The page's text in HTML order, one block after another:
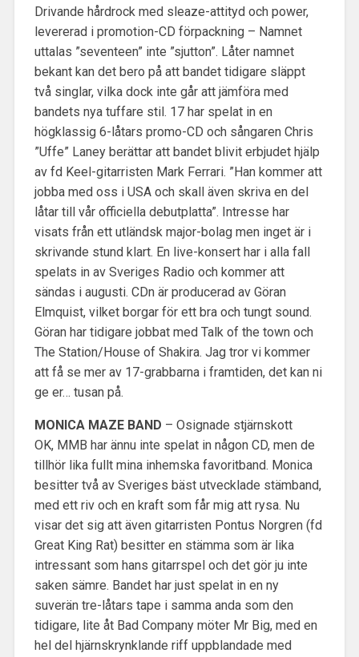
Drivande hårdrock med sleaze-attityd och power,
levererad i promotion-CD förpackning – Namnet
uttalas ”seventeen” inte ”sjutton”. Låter namnet
bekant kan det bero på att bandet tidigare släppt
två singlar, vilka dock inte går att jämföra med
bandets nya tuffare stil. 17 har spelat in en
högklassig 6-låtars promo-CD och sångaren Chris
”Uffe” Laney berättar att bandet blivit erbjudet hjälp
av fd Keel-gitarristen Mark Ferrari. ”Han kommer att
jobba med oss i USA och skall även skriva en del
låtar till vår officiella debutplatta”. Intresse har
visats från ett utländsk major-bolag men inget är i
skrivande stund klart. En live-konsert har i alla fall
spelats in av Sveriges Radio och kommer att
sändas i augusti. CDn är producerad av Göran
Elmquist, vilket borgar för ett bra och tungt sound.
Göran har tidigare jobbat med Talk of the town och
The Station/House of Shakira. Jag tror vi kommer
att få se mer av 17-grabbarna i framtiden, det kan ni
ge er… tusan på.
MONICA MAZE BAND – Osignade stjärnskott
OK, MMB har ännu inte spelat in någon CD, men de
tillhör lika fullt mina inhemska favoritband. Monica
besitter två av Sveriges bäst utvecklade stämband,
med ett riv och en kraft som får mig att rysa. Nu
visar det sig att även gitarristen Pontus Norgren (fd
Great King Rat) besitter en stämma som är lika
intressant som hans gitarrspel och det gör ju inte
saken sämre. Bandet har just spelat in en ny
suverän tre-låtars tape i samma anda som den
tidigare, lite åt Bad Company möter Mr Big, med en
hel del hjärnskrynklande riff uppblandade med